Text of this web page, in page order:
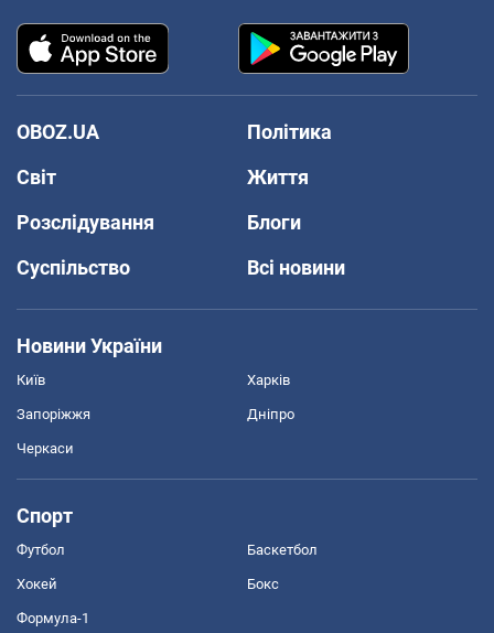
OBOZ.UA
Політика
Світ
Життя
Розслідування
Блоги
Суспільство
Всі новини
Новини України
Київ Харків
Запоріжжя Дніпро
Черкаси
Спорт
Футбол Баскетбол
Хокей Бокс
Формула-1